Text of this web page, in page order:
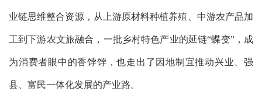
业链思维整合资源，从上游原材料种植养殖、中游农产品加
工到下游农文旅融合，一批乡村特色产业的延链“蝶变”，成
为消费者眼中的香饽饽，也走出了因地制宜推动兴业、强
县、富民一体化发展的产业路。